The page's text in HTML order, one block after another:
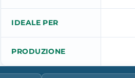
IDEALE PER
PRODUZIONE